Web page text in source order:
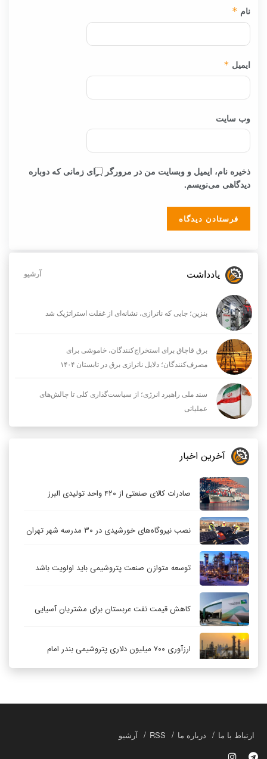
نام *
ایمیل *
وب‌ سایت
ذخیره نام، ایمیل و وبسایت من در مرورگر برای زمانی که دوباره
دیدگاهی می‌نویسم.
یادداشت آرشیو
بنزین؛ جایی که ناترازی، نشانه‌ای از غفلت استراتژیک شد
برق قاچاق برای استخراج‌کنندگان، خاموشی برای
مصرف‌کنندگان؛ دلایل ناترازی برق در تابستان ۱۴۰۴
سند ملی راهبرد انرژی؛ از سیاست‌گذاری کلی تا چالش‌های
عملیاتی
آخرین اخبار
صادرات کالای صنعتی از ۴۲۰ واحد تولیدی البرز
نصب نیروگاه‌های خورشیدی در ۳۰ مدرسه شهر تهران
توسعه متوازن صنعت پتروشیمی باید اولویت باشد
کاهش قیمت نفت عربستان برای مشتریان آسیایی
ارزآوری ۷۰۰ میلیون دلاری پتروشیمی بندر امام
ارتباط با ما درباره ما RSS آرشیو